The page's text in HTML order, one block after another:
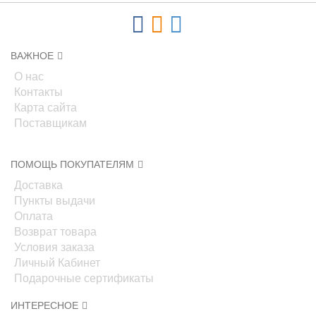
ВАЖНОЕ
О нас
Контакты
Карта сайта
Поставщикам
ПОМОЩЬ ПОКУПАТЕЛЯМ
Доставка
Пункты выдачи
Оплата
Возврат товара
Условия заказа
Личный Кабинет
Подарочные сертификаты
ИНТЕРЕСНОЕ